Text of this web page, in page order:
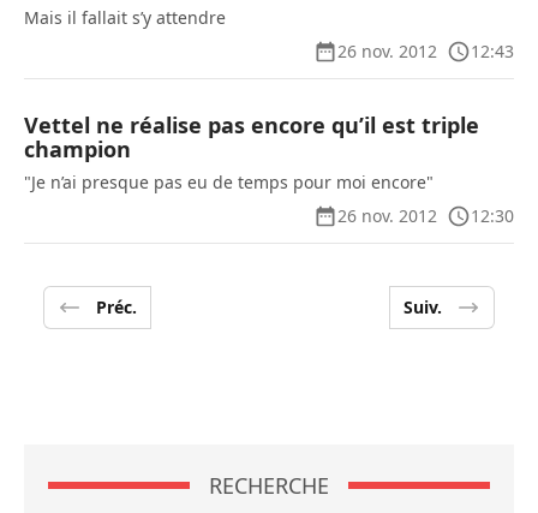
Mais il fallait s’y attendre
26 nov. 2012
12:43
Vettel ne réalise pas encore qu’il est triple
champion
"Je n’ai presque pas eu de temps pour moi encore"
26 nov. 2012
12:30
Préc. Suiv.
RECHERCHE